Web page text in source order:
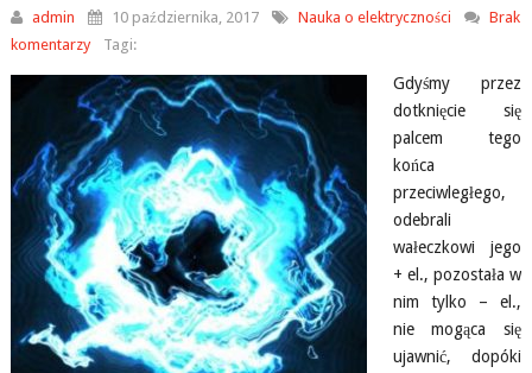
admin 10 października, 2017 Nauka o elektryczności
Brak
komentarzy
Tagi:
Gdyśmy przez
dotknięcie się
palcem tego
końca
przeciwległego,
odebrali
wałeczkowi jego
+ el., pozostała w
nim tylko – el.,
nie mogąca się
ujawnić, dopóki